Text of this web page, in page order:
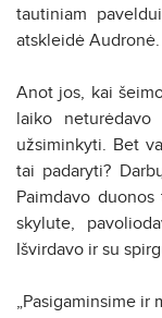
tautiniam
atskleidė Audronė.
Anot jos, kai
laiko
užsiminkyti. Bet
tai padaryti?
Paimdavo
skylute,
Išvirdavo ir su
„Pasigaminsime ir